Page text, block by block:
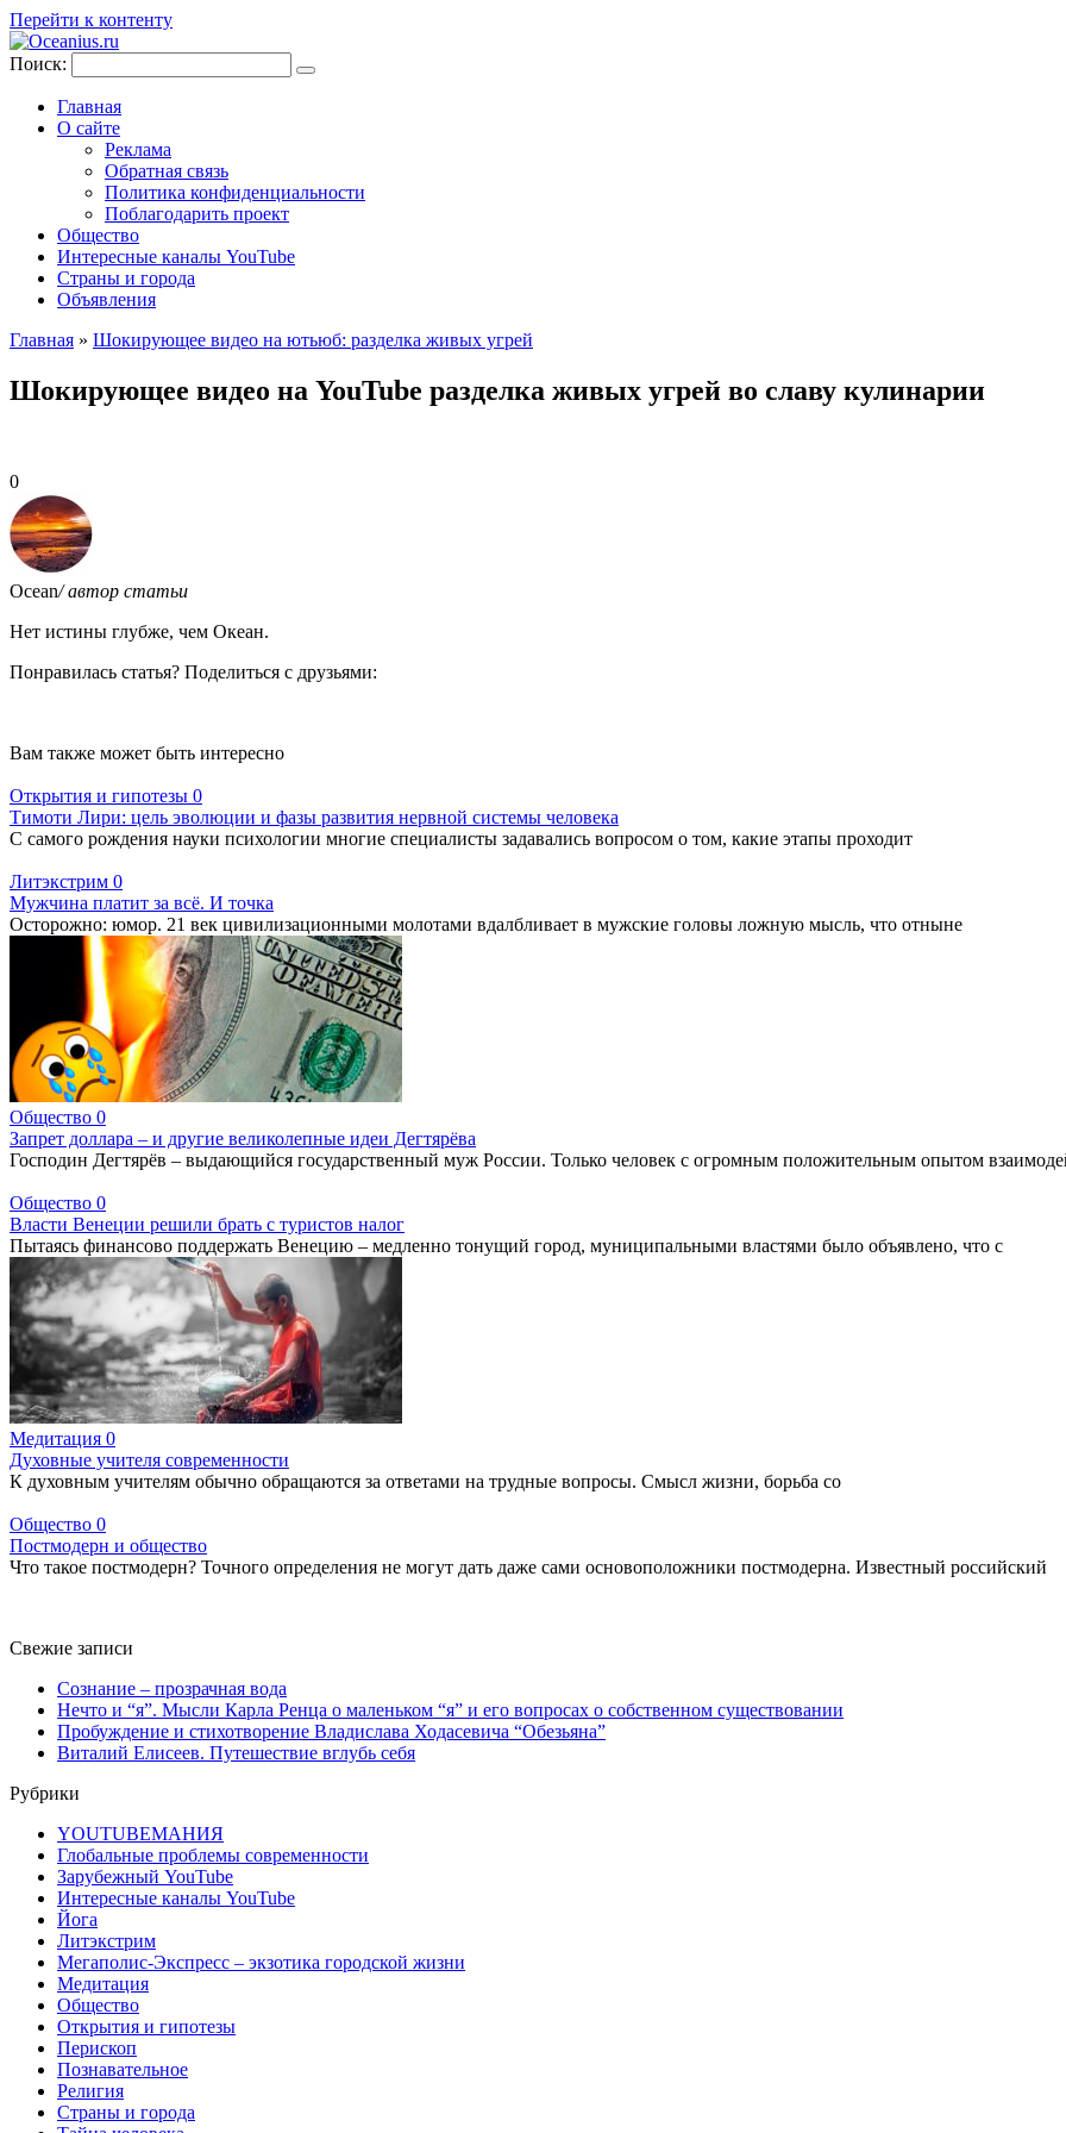
Перейти к контенту
Поиск:
Главная
О сайте
Реклама
Обратная связь
Политика конфиденциальности
Поблагодарить проект
Общество
Интересные каналы YouTube
Страны и города
Объявления
Главная » Шокирующее видео на ютьюб: разделка живых угрей
Шокирующее видео на YouTube разделка живых угрей во славу кулинарии
0
Ocean/ автор статьи
Нет истины глубже, чем Океан.
Понравилась статья? Поделиться с друзьями:
Вам также может быть интересно
Открытия и гипотезы 0
Тимоти Лири: цель эволюции и фазы развития нервной системы человека
С самого рождения науки психологии многие специалисты задавались вопросом о том, какие этапы проходит
Литэкстрим 0
Мужчина платит за всё. И точка
Осторожно: юмор. 21 век цивилизационными молотами вдалбливает в мужские головы ложную мысль, что отныне
Общество 0
Запрет доллара – и другие великолепные идеи Дегтярёва
Господин Дегтярёв – выдающийся государственный муж России. Только человек с огромным положительным опытом
Общество 0
Власти Венеции решили брать с туристов налог
Пытаясь финансово поддержать Венецию – медленно тонущий город, муниципальными властями было объявлено, что с
Медитация 0
Духовные учителя современности
К духовным учителям обычно обращаются за ответами на трудные вопросы. Смысл жизни, борьба со
Общество 0
Постмодерн и общество
Что такое постмодерн? Точного определения не могут дать даже сами основоположники постмодерна. Известный российский
Свежие записи
Сознание – прозрачная вода
Нечто и “я”. Мысли Карла Ренца о маленьком “я” и его вопросах о собственном существовании
Пробуждение и стихотворение Владислава Ходасевича “Обезьяна”
Виталий Елисеев. Путешествие вглубь себя
Рубрики
YOUTUBEМАНИЯ
Глобальные проблемы современности
Зарубежный YouTube
Интересные каналы YouTube
Йога
Литэкстрим
Мегаполис-Экспресс – экзотика городской жизни
Медитация
Общество
Открытия и гипотезы
Перископ
Познавательное
Религия
Страны и города